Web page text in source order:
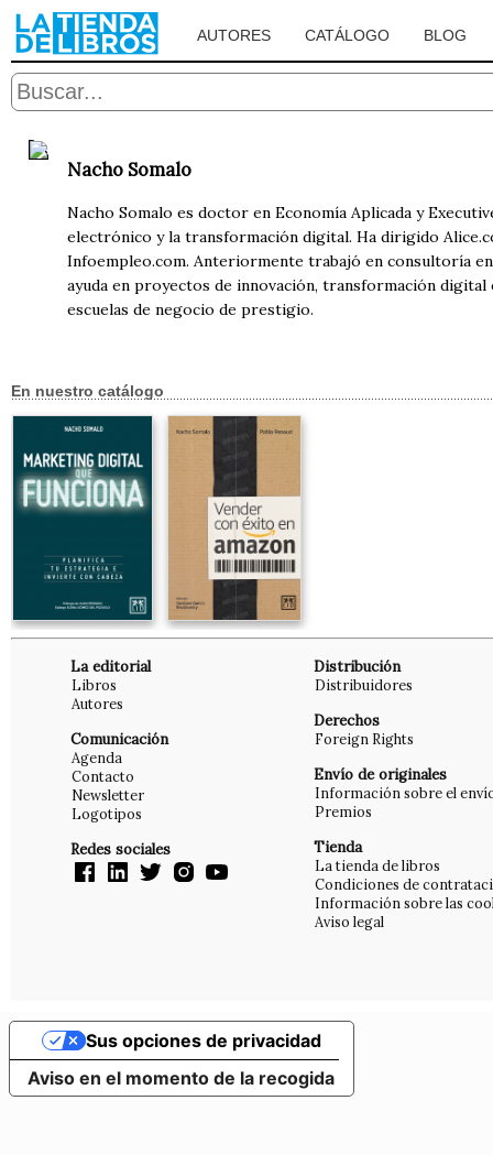
AUTORES CATÁLOGO BLOG
Nacho Somalo
Nacho Somalo es doctor en Economía Aplicada y
electrónico y la transformación digital. Ha dirigido
Infoempleo.com. Anteriormente trabajó en consultoría
ayuda en proyectos de innovación, transformación
escuelas de negocio de prestigio.
En nuestro catálogo
La editorial
Libros
Autores
Comunicación
Agenda
Contacto
Newsletter
Logotipos
Redes sociales
Distribución
Distribuidores
Derechos
Foreign Rights
Envío de originales
Información sobre el
Premios
Tienda
La tienda de libros
Condiciones de
Información sobre las
Aviso legal
Aviso en el momento de la recogida
Sus opciones de privacidad